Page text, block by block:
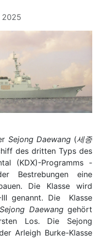
2025
Sejong Daewang(세종
des dritten Typs des
(KDX)-Programms -
Bestrebungen eine
Die Klasse wird
genannt. Die Klasse
Sejong Daewanggehört
Los. Die Sejong
Arleigh Burke-Klasse